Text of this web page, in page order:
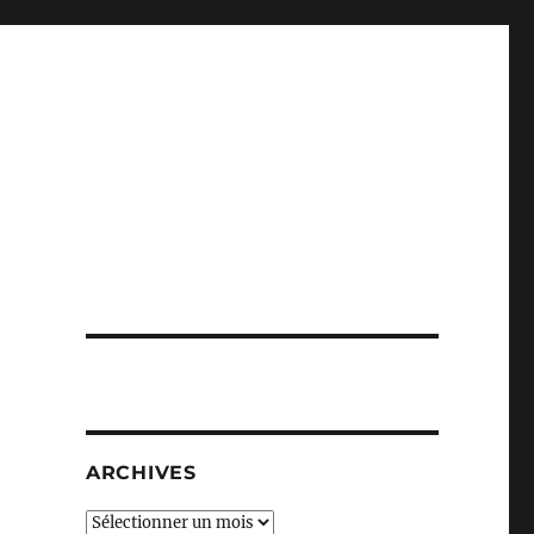
ARCHIVES
Archives